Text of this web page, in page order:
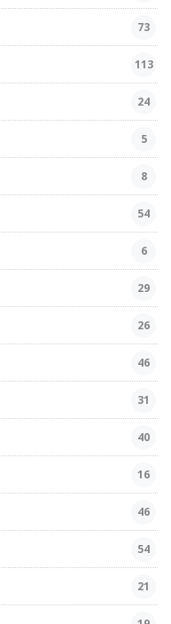
73
113
24
5
8
54
6
29
26
46
31
40
16
46
54
21